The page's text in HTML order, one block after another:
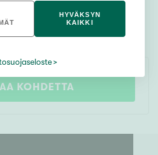
KOHDETTA
HYVÄKSYN
KAIKKI